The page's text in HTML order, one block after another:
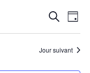
ET
Recherche
Jour
Jour suivant